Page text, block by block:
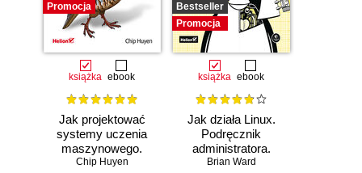
Promocja
książka ebook
Jak projektować
systemy uczenia
maszynowego.
Iteracyjne
Chip Huyen
Bestseller
Promocja
książka ebook
Jak działa Linux.
Podręcznik
administratora.
Wydanie III
Brian Ward